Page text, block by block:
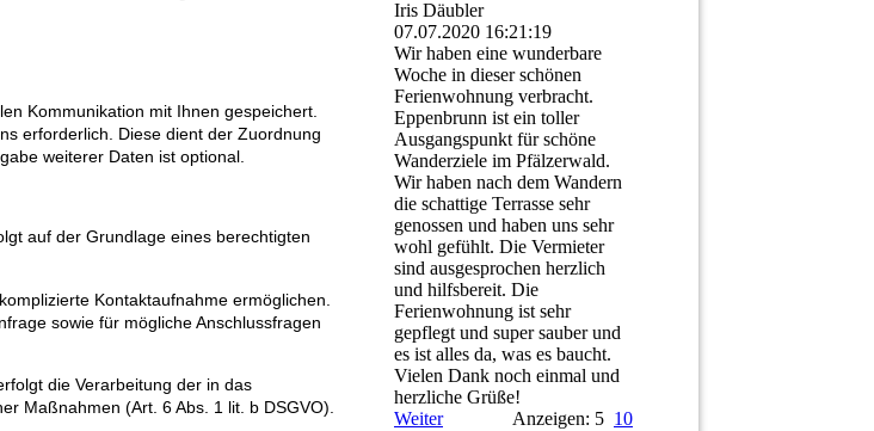
Kommunikation mit Ihnen gespeichert.
erforderlich. Diese dient der Zuordnung
weiterer Daten ist optional.
auf der Grundlage eines berechtigten
Kontaktaufnahme ermöglichen.
sowie für mögliche Anschlussfragen
die Verarbeitung der in das
Maßnahmen (Art. 6 Abs. 1 lit. b DSGVO).
Iris Däubler
07.07.2020 16:21:19
Wir haben eine wunderbare
Woche in dieser schönen
Ferienwohnung verbracht.
Eppenbrunn ist ein toller
Ausgangspunkt für schöne
Wanderziele im Pfälzerwald.
Wir haben nach dem Wandern
die schattige Terrasse sehr
genossen und haben uns sehr
wohl gefühlt. Die Vermieter
sind ausgesprochen herzlich
und hilfsbereit. Die
Ferienwohnung ist sehr
gepflegt und super sauber und
es ist alles da, was es baucht.
Vielen Dank noch einmal und
herzliche Grüße!
Weiter
Anzeigen: 5 10